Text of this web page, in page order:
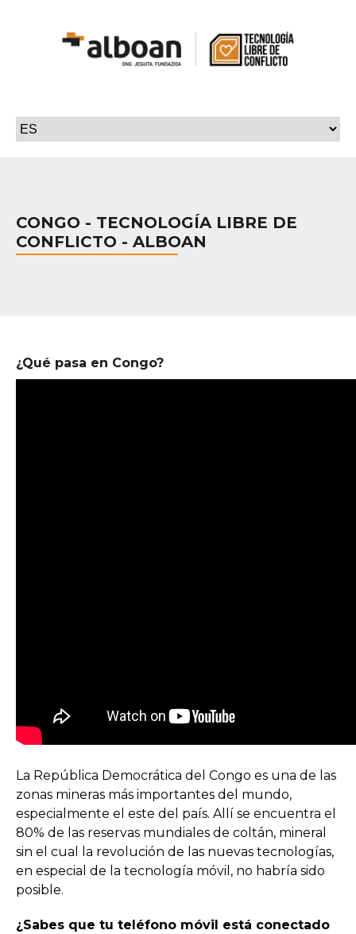
CONGO - TECNOLOGÍA LIBRE DE
CONFLICTO - ALBOAN
¿Qué pasa en Congo?
La República Democrática del Congo es una de las
zonas mineras más importantes del mundo,
especialmente el este del país. Allí se encuentra el
80% de las reservas mundiales de coltán, mineral
sin el cual la revolución de las nuevas tecnologías,
en especial de la tecnología móvil, no habría sido
posible.
¿Sabes que tu teléfono móvil está conectado